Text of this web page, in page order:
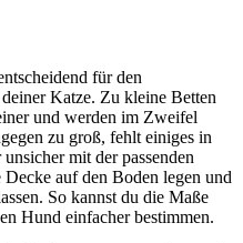
für den
Katze. Zu kleine Betten
und werden im Zweifel
zu groß, fehlt einiges in
mit der passenden
auf den Boden legen und
So kannst du die Maße
Hund einfacher bestimmen.